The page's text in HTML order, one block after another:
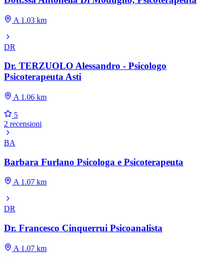
A 1.03 km
DR
Dr. TERZUOLO Alessandro - Psicologo
Psicoterapeuta Asti
A 1.06 km
5
2 recensioni
BA
Barbara Furlano Psicologa e Psicoterapeuta
A 1.07 km
DR
Dr. Francesco Cinquerrui Psicoanalista
A 1.07 km